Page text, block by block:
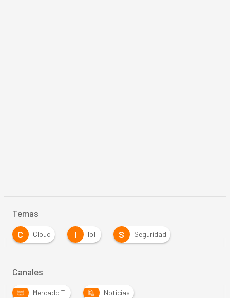
Temas
C
Cloud I IoT S Seguridad
Canales
Mercado TI Noticias